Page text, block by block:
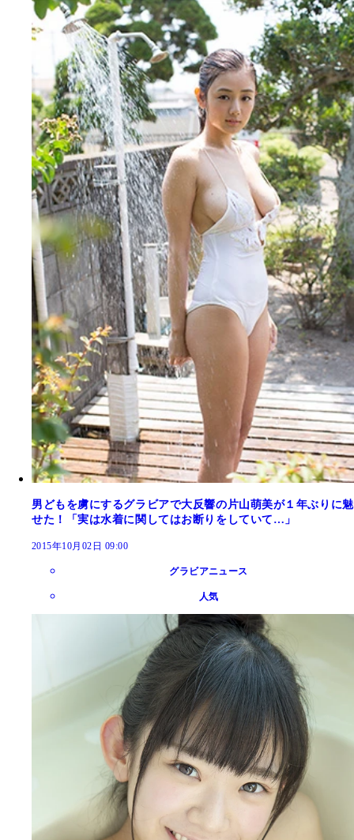
男どもを虜にするグラビアで大反響の片山萌美が１年ぶりに魅
せた！「実は水着に関してはお断りをしていて…」
2015年10月02日 09:00
グラビアニュース
人気